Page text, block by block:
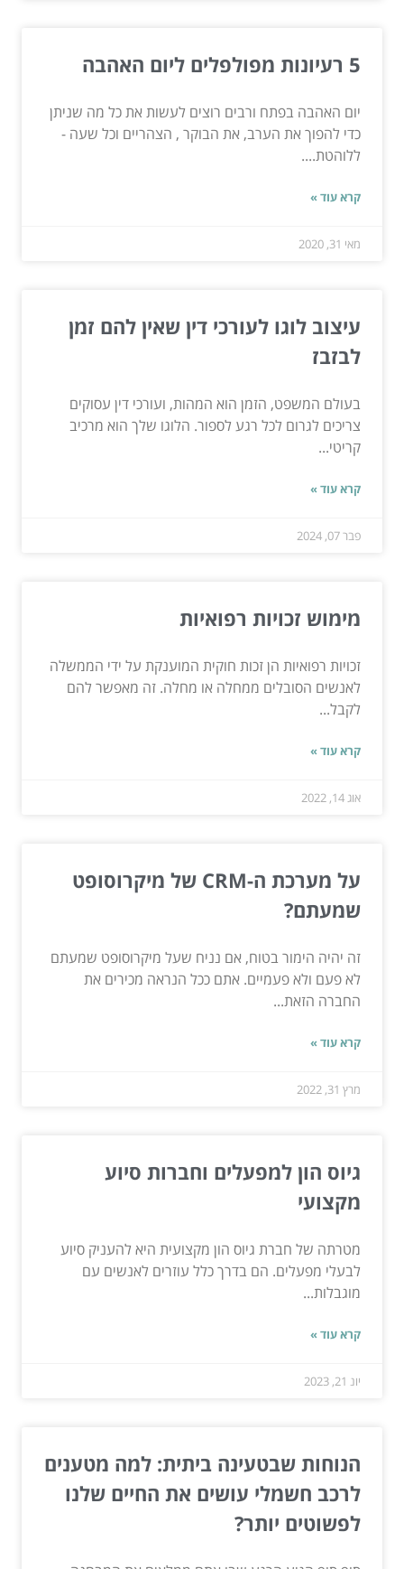
5 רעיונות מפולפלים ליום האהבה
יום האהבה בפתח ורבים רוצים לעשות את כל מה שניתן
כדי להפוך את הערב, את הבוקר , הצהריים וכל שעה -
ללוהטת....
קרא עוד »
מאי 31, 2020
עיצוב לוגו לעורכי דין שאין להם זמן
לבזבז
בעולם המשפט, הזמן הוא המהות, ועורכי דין עסוקים
צריכים לגרום לכל רגע לספור. הלוגו שלך הוא מרכיב
קריטי...
קרא עוד »
פבר 07, 2024
מימוש זכויות רפואיות
זכויות רפואיות הן זכות חוקית המוענקת על ידי הממשלה
לאנשים הסובלים ממחלה או מחלה. זה מאפשר להם
לקבל...
קרא עוד »
אוג 14, 2022
על מערכת ה-CRM של מיקרוסופט
שמעתם?
זה יהיה הימור בטוח, אם נניח שעל מיקרוסופט שמעתם
לא פעם ולא פעמיים. אתם ככל הנראה מכירים את
החברה הזאת...
קרא עוד »
מרץ 31, 2022
גיוס הון למפעלים וחברות סיוע
מקצועי
מטרתה של חברת גיוס הון מקצועית היא להעניק סיוע
לבעלי מפעלים. הם בדרך כלל עוזרים לאנשים עם
מוגבלות...
קרא עוד »
יונ 21, 2023
הנוחות שבטעינה ביתית: למה מטענים
לרכב חשמלי עושים את החיים שלנו
לפשוטים יותר?